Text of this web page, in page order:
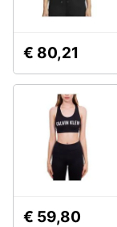
€ 80,21
€ 59,80